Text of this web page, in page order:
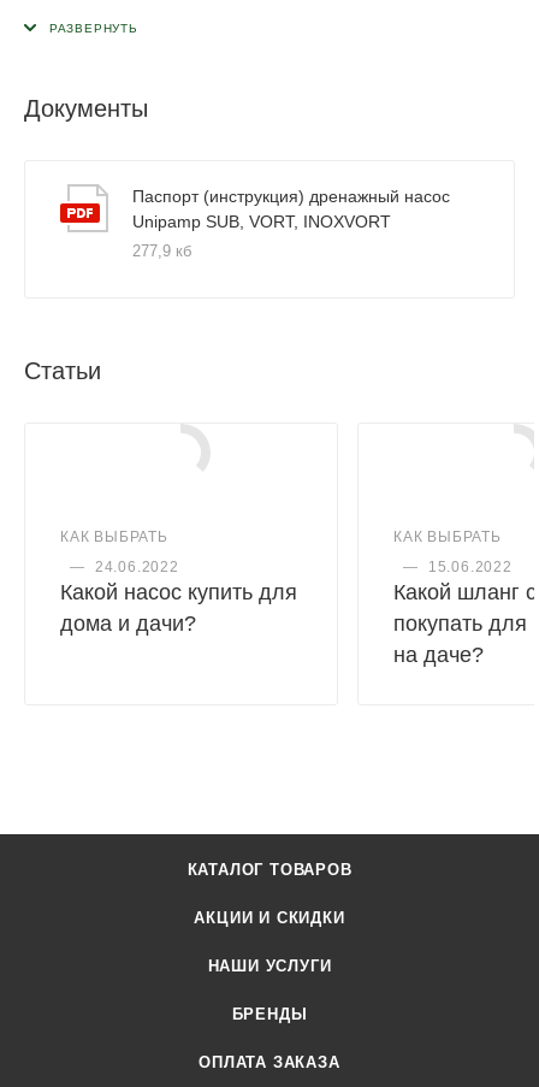
Документы
Паспорт (инструкция) дренажный насос
Unipamp SUB, VORT, INOXVORT
277,9 кб
Статьи
КАК ВЫБРАТЬ
—
24.06.2022
Какой насос купить для
дома и дачи?
КАК ВЫБРАТЬ
—
15.06.2022
Какой шланг
покупать для
на даче?
КАТАЛОГ ТОВАРОВ
АКЦИИ И СКИДКИ
НАШИ УСЛУГИ
БРЕНДЫ
ОПЛАТА ЗАКАЗА